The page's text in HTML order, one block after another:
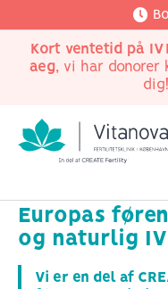
Kort ventetid på
aeg, vi har
dig!
Europas
og naturlig
Vi er en del af